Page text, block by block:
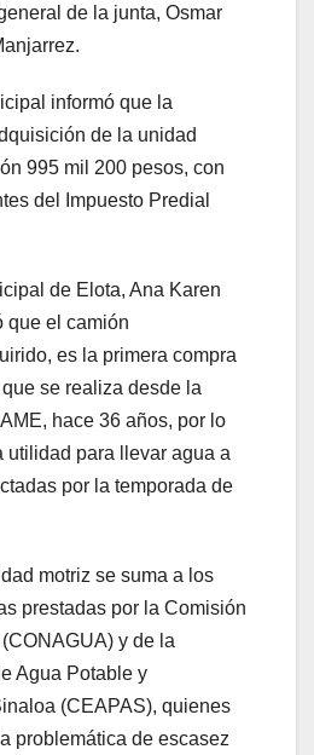
de la junta, Osmar
informó que la
de la unidad
995 mil 200 pesos, con
del Impuesto Predial
de Elota, Ana Karen
que el camión
es la primera compra
se realiza desde la
hace 36 años, por lo
utilidad para llevar agua a
por la temporada de
motriz se suma a los
prestadas por la Comisión
y de la
Agua Potable y
(CEAPAS), quienes
problemática de escasez